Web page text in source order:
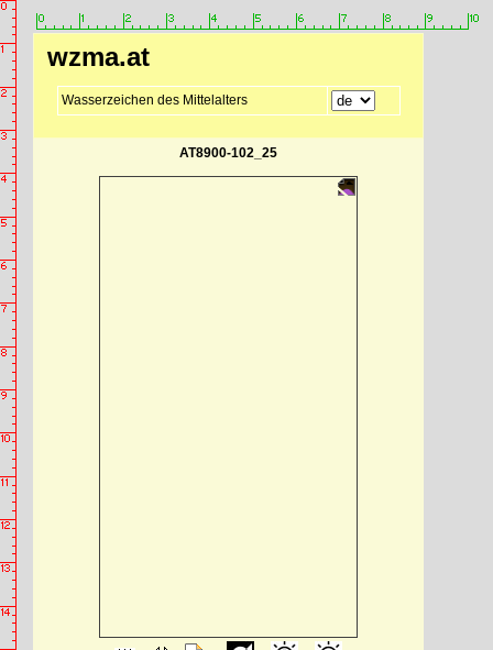
wzma.at
Wasserzeichen des Mittelalters
AT8900-102_25